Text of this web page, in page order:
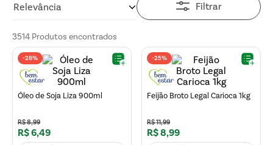
Relevância Filtrar
3514 Produtos
-28%
Óleo de Soja Liza 900ml
R$8,99
R$6,49
-25%
Feijão Broto Legal Carioca 1kg
R$11,99
R$8,99